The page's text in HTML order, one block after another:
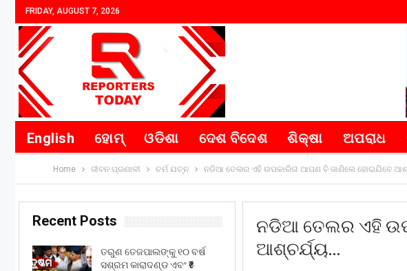
FRIDAY, AUGUST 7, 2026
English ହୋମ୍ ଓଡିଶା ଦେଶ ବିଦେଶ ଶିକ୍ଷା ଅପରାଧ
Home ଜୀବନ ପ୍ରଣାଳୀ ଚର୍ମ ଯତ୍ନ ନଡିଆ ତେଲର ଏହି ଉପକାରିତା ଆପଣ ବି ଜାଣିଲେ ହୋଇଯିବେ
ନଡିଆ ତେଲର ଏହି
ଆଶ୍ଚର୍ଯ୍ୟ…
Recent Posts
ତରୁଣ ତେଜପାଲଙ୍କୁ ୧୦ ବର୍ଷ
ସଶ୍ରମ କାରାଦଣ୍ଡ ଏବଂ ₹୫